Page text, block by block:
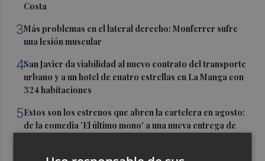
Costa
3Más problemas en el lateral derecho: Monferrer sufre
una lesión muscular
4San Javier da viabilidad al nuevo contrato del transporte
urbano y a un hotel de cuatro estrellas en La Manga con
324 habitaciones
5Estos son los estrenos que abren la cartelera en agosto:
de la comedia 'El último mono' a una nueva entrega de